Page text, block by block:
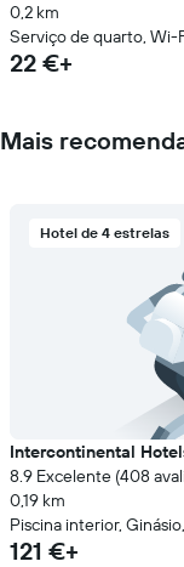
0,2 km
Serviço de quarto, Wi-
22 €+
Mais
Hotel de 4 estrelas
Intercontinental
8.9 Excelente (408
0,19 km
Piscina interior,
121 €+